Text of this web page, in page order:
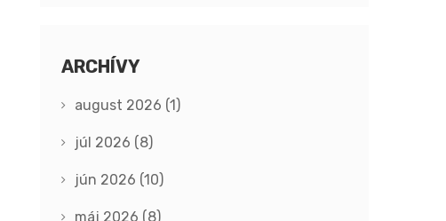
ARCHÍVY
august 2026 (1)
júl 2026 (8)
jún 2026 (10)
máj 2026 (8)